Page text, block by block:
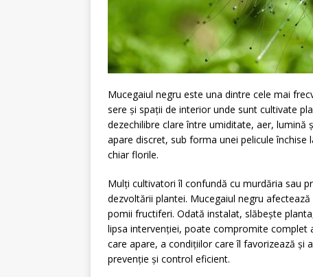
Mucegaiul negru este una dintre cele mai
sere și spații de interior unde sunt cultivate
dezechilibre clare între umiditate, aer, lumină
apare discret, sub forma unei pelicule
chiar florile.
Mulți cultivatori îl confundă cu murdăria sau
dezvoltării plantei. Mucegaiul negru
pomii fructiferi. Odată instalat, slăbește
lipsa intervenției, poate compromite complet
care apare, a condițiilor care îl favorizează și
prevenție și control eficient.